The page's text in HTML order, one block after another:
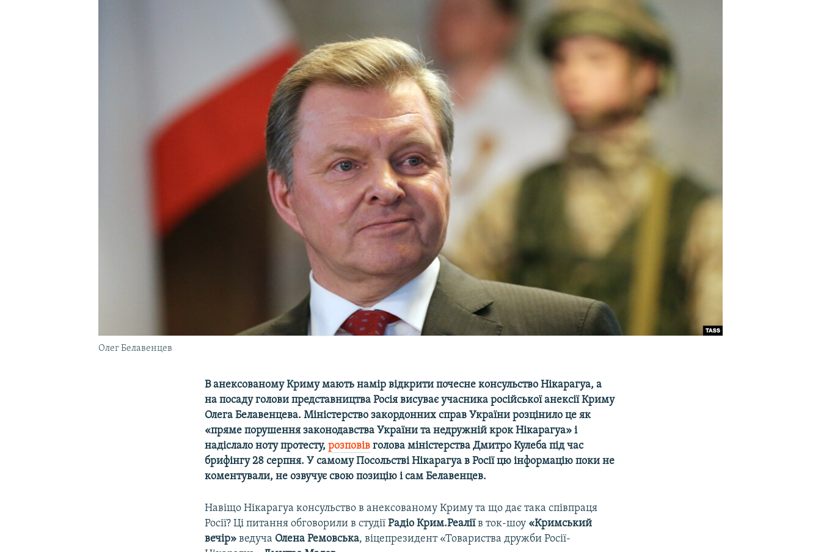
Олег Белавенцев
В анексованому Криму мають намір відкрити почесне консульство Нікарагуа, а
на посаду голови представництва Росія висуває учасника російської анексії Криму
Олега Белавенцева. Міністерство закордонних справ України розцінило це як
«пряме порушення законодавства України та недружній крок Нікарагуа» і
надіслало ноту протесту,розповів голова міністерства Дмитро Кулеба під час
брифінгу 28 серпня. У самому Посольстві Нікарагуа в Росії цю інформацію поки не
коментували, не озвучує свою позицію і сам Белавенцев.
Навіщо Нікарагуа консульство в анексованому Криму та що дає така співпраця
Росії? Ці питання обговорили в студіїРадіо Крим.Реаліїв ток-шоу «Кримський
вечір» ведуча Олена Ремовська, віцепрезидент «Товариства дружби Росії-